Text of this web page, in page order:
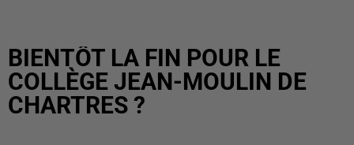
BIENTÔT LA FIN POUR LE
COLLÈGE JEAN-MOULIN DE
CHARTRES ?